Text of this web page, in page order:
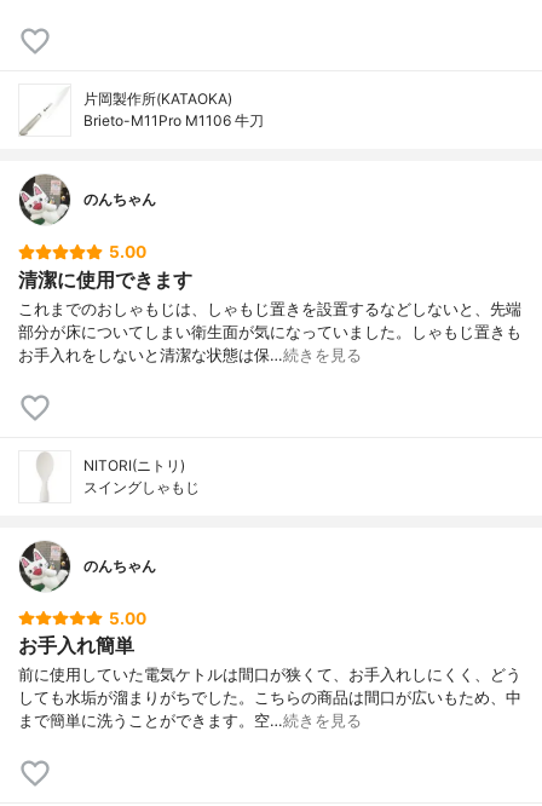
片岡製作所(KATAOKA)
Brieto-M11Pro M1106 牛刀
のんちゃん
5.00
清潔に使用できます
これまでのおしゃもじは、しゃもじ置きを設置するなどしないと、先端
部分が床についてしまい衛生面が気になっていました。しゃもじ置きも
お手入れをしないと清潔な状態は保…続きを見る
NITORI(ニトリ)
スイングしゃもじ
のんちゃん
5.00
お手入れ簡単
前に使用していた電気ケトルは間口が狭くて、お手入れしにくく、どう
しても水垢が溜まりがちでした。こちらの商品は間口が広いもため、中
まで簡単に洗うことができます。空…続きを見る